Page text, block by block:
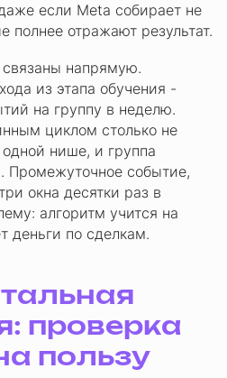
если Meta собирает не
полнее отражают результат.
напрямую.
из этапа обучения -
на группу в неделю.
циклом столько не
нише, и группа
Промежуточное событие,
окна десятки раз в
алгоритм учится на
деньги по сделкам.
проверка
пользу